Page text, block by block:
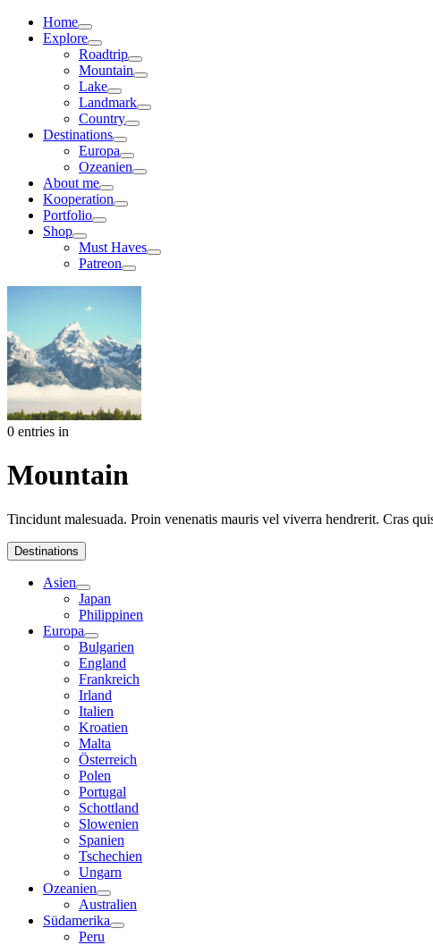
Home
Explore
Roadtrip
Mountain
Lake
Landmark
Country
Destinations
Europa
Ozeanien
About me
Kooperation
Portfolio
Shop
Must Haves
Patreon
0 entries in
Mountain
Tincidunt malesuada. Proin venenatis mauris vel viverra hendrerit. Cras
Destinations
Asien
Japan
Philippinen
Europa
Bulgarien
England
Frankreich
Irland
Italien
Kroatien
Malta
Österreich
Polen
Portugal
Schottland
Slowenien
Spanien
Tschechien
Ungarn
Ozeanien
Australien
Südamerika
Peru